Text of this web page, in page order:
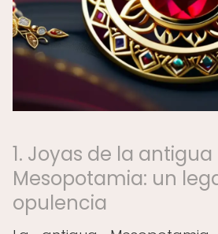
1. Joyas de la antigua
Mesopotamia: un
opulencia